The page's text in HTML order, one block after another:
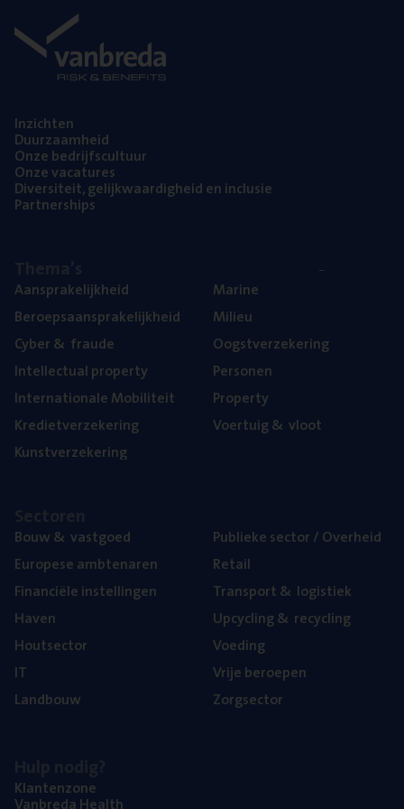
Inzich­ten
Duur­zaam­heid
Onze bedrijfs­cul­tuur
Onze vaca­tu­res
Diver­si­teit, gelijk­waar­dig­heid en inclusie
Part­ner­ships
Aan­spra­ke­lijk­heid
Beroeps­aan­spra­ke­lijk­heid
Cyber& fraude
Intel­lec­tu­al property
Inter­na­ti­o­na­le Mobiliteit
Kre­diet­ver­ze­ke­ring
Kunst­ver­ze­ke­ring
Mari­ne
Mili­eu
Oogst­ver­ze­ke­ring
Per­so­nen
Pro­per­ty
Voer­tuig& vloot
Bouw& vastgoed
Euro­pe­se ambtenaren
Finan­ci­ë­le instellingen
Haven
Hout­sec­tor
IT
Land­bouw
Publie­ke sec­tor / Overheid
Retail
Trans­port& logistiek
Upcy­cling& recycling
Voe­ding
Vrije beroe­pen
Zorg­sec­tor
Klan­ten­zo­ne
Van­b­re­da Health